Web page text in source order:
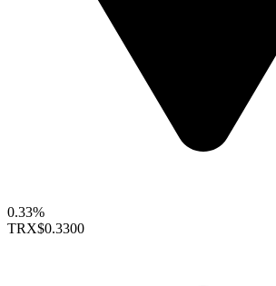
0.33%
TRX$0.3300